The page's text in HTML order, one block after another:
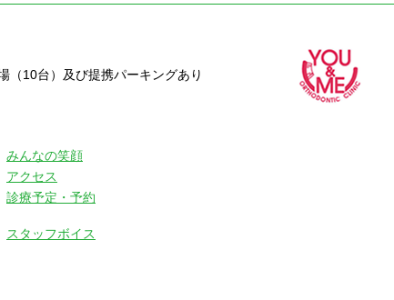
（10台）及び提携パーキングあり
みんなの笑顔
アクセス
診療予定・予約
スタッフボイス